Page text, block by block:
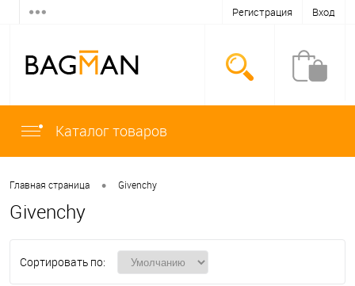
Регистрация Вход
Каталог товаров
Главная страница • Givenchy
Givenchy
Сортировать по: